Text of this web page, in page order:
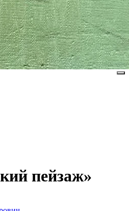
пейзаж»